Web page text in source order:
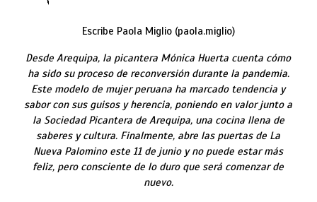
Escribe Paola Miglio (paola.miglio)
Desde Arequipa, la picantera Mónica Huerta cuenta cómo
ha sido su proceso de reconversión durante la pandemia.
Este modelo de mujer peruana ha marcado tendencia y
sabor con sus guisos y herencia, poniendo en valor junto a
la Sociedad Picantera de Arequipa, una cocina llena de
saberes y cultura. Finalmente, abre las puertas de La
Nueva Palomino este 11 de junio y no puede estar más
feliz, pero consciente de lo duro que será comenzar de
nuevo.